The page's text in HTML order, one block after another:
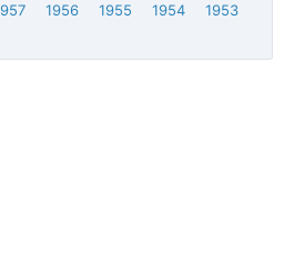
1956 1955 1954
1953